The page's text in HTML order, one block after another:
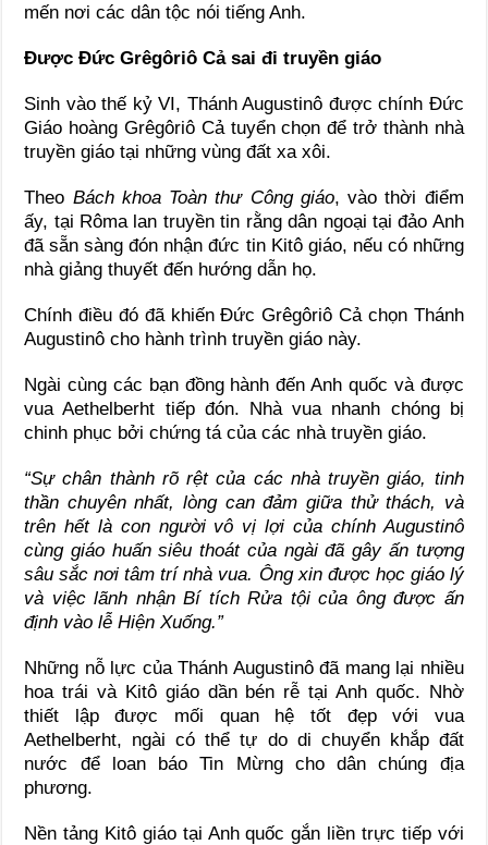
mến nơi các dân tộc nói tiếng Anh.
Được Đức Grêgôriô Cả sai đi truyền giáo
Sinh vào thế kỷ VI, Thánh Augustinô được chính Đức
Giáo hoàng Grêgôriô Cả tuyển chọn để trở thành nhà
truyền giáo tại những vùng đất xa xôi.
Theo Bách khoa Toàn thư Công giáo, vào thời điểm
ấy, tại Rôma lan truyền tin rằng dân ngoại tại đảo Anh
đã sẵn sàng đón nhận đức tin Kitô giáo, nếu có những
nhà giảng thuyết đến hướng dẫn họ.
Chính điều đó đã khiến Đức Grêgôriô Cả chọn Thánh
Augustinô cho hành trình truyền giáo này.
Ngài cùng các bạn đồng hành đến Anh quốc và được
vua Aethelberht tiếp đón. Nhà vua nhanh chóng bị
chinh phục bởi chứng tá của các nhà truyền giáo.
“Sự chân thành rõ rệt của các nhà truyền giáo, tinh
thần chuyên nhất, lòng can đảm giữa thử thách, và
trên hết là con người vô vị lợi của chính Augustinô
cùng giáo huấn siêu thoát của ngài đã gây ấn tượng
sâu sắc nơi tâm trí nhà vua. Ông xin được học giáo lý
và việc lãnh nhận Bí tích Rửa tội của ông được ấn
định vào lễ Hiện Xuống.”
Những nỗ lực của Thánh Augustinô đã mang lại nhiều
hoa trái và Kitô giáo dần bén rễ tại Anh quốc. Nhờ
thiết lập được mối quan hệ tốt đẹp với vua
Aethelberht, ngài có thể tự do di chuyển khắp đất
nước để loan báo Tin Mừng cho dân chúng địa
phương.
Nền tảng Kitô giáo tại Anh quốc gắn liền trực tiếp với